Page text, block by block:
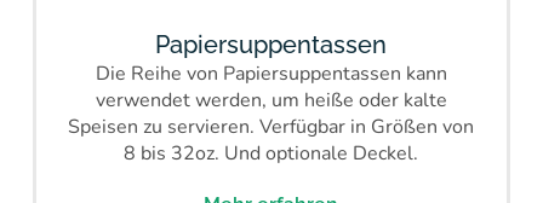
Papiersuppentassen
Die Reihe von Papiersuppentassen kann
verwendet werden, um heiße oder kalte
Speisen zu servieren. Verfügbar in Größen von
8 bis 32oz. Und optionale Deckel.